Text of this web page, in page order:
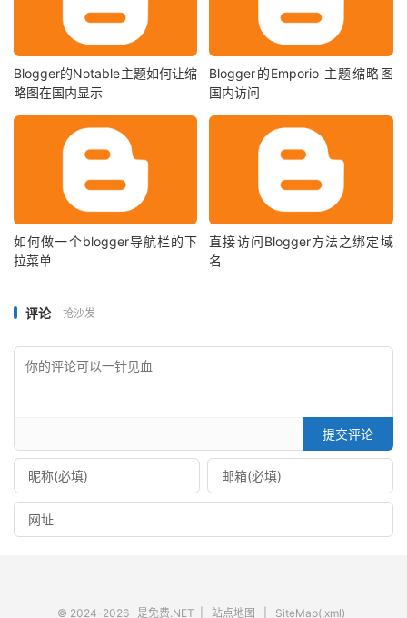
Blogger的Notable主题如何让缩
略图在国内显示
Blogger的Emporio 主题缩略图
国内访问
如何做一个blogger导航栏的下
拉菜单
直接访问Blogger方法之绑定域
名
评论 抢沙发
提交评论
© 2024-2026 是免费.NET 站点地图 SiteMap(.xml)